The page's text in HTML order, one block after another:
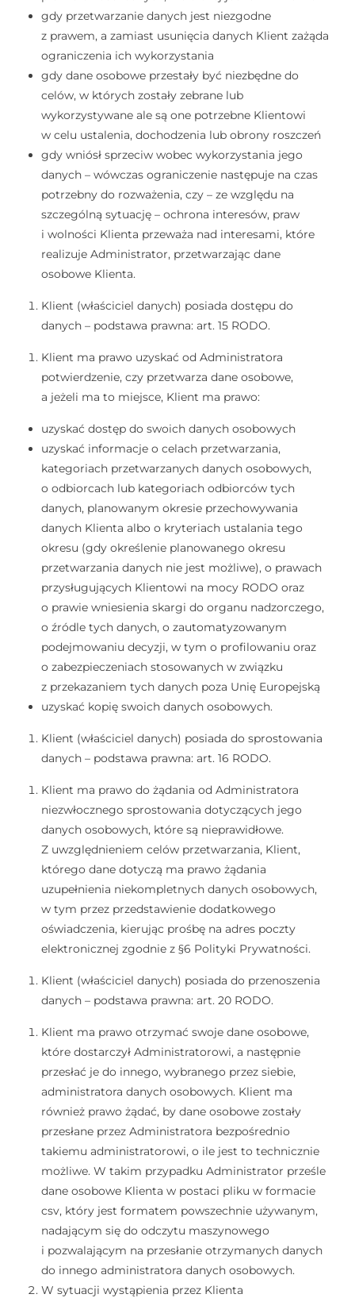
gdy przetwarzanie danych jest niezgodne
z prawem, a zamiast usunięcia danych Klient zażąda
ograniczenia ich wykorzystania
gdy dane osobowe przestały być niezbędne do
celów, w których zostały zebrane lub
wykorzystywane ale są one potrzebne Klientowi
w celu ustalenia, dochodzenia lub obrony roszczeń
gdy wniósł sprzeciw wobec wykorzystania jego
danych – wówczas ograniczenie następuje na czas
potrzebny do rozważenia, czy – ze względu na
szczególną sytuację – ochrona interesów, praw
i wolności Klienta przeważa nad interesami, które
realizuje Administrator, przetwarzając dane
osobowe Klienta.
Klient (właściciel danych) posiada dostępu do
danych – podstawa prawna: art. 15 RODO.
Klient ma prawo uzyskać od Administratora
potwierdzenie, czy przetwarza dane osobowe,
a jeżeli ma to miejsce, Klient ma prawo:
uzyskać dostęp do swoich danych osobowych
uzyskać informacje o celach przetwarzania,
kategoriach przetwarzanych danych osobowych,
o odbiorcach lub kategoriach odbiorców tych
danych, planowanym okresie przechowywania
danych Klienta albo o kryteriach ustalania tego
okresu (gdy określenie planowanego okresu
przetwarzania danych nie jest możliwe), o prawach
przysługujących Klientowi na mocy RODO oraz
o prawie wniesienia skargi do organu nadzorczego,
o źródle tych danych, o zautomatyzowanym
podejmowaniu decyzji, w tym o profilowaniu oraz
o zabezpieczeniach stosowanych w związku
z przekazaniem tych danych poza Unię Europejską
uzyskać kopię swoich danych osobowych.
Klient (właściciel danych) posiada do sprostowania
danych – podstawa prawna: art. 16 RODO.
Klient ma prawo do żądania od Administratora
niezwłocznego sprostowania dotyczących jego
danych osobowych, które są nieprawidłowe.
Z uwzględnieniem celów przetwarzania, Klient,
którego dane dotyczą ma prawo żądania
uzupełnienia niekompletnych danych osobowych,
w tym przez przedstawienie dodatkowego
oświadczenia, kierując prośbę na adres poczty
elektronicznej zgodnie z §6 Polityki Prywatności.
Klient (właściciel danych) posiada do przenoszenia
danych – podstawa prawna: art. 20 RODO.
Klient ma prawo otrzymać swoje dane osobowe,
które dostarczył Administratorowi, a następnie
przesłać je do innego, wybranego przez siebie,
administratora danych osobowych. Klient ma
również prawo żądać, by dane osobowe zostały
przesłane przez Administratora bezpośrednio
takiemu administratorowi, o ile jest to technicznie
możliwe. W takim przypadku Administrator prześle
dane osobowe Klienta w postaci pliku w formacie
csv, który jest formatem powszechnie używanym,
nadającym się do odczytu maszynowego
i pozwalającym na przesłanie otrzymanych danych
do innego administratora danych osobowych.
W sytuacji wystąpienia przez Klienta